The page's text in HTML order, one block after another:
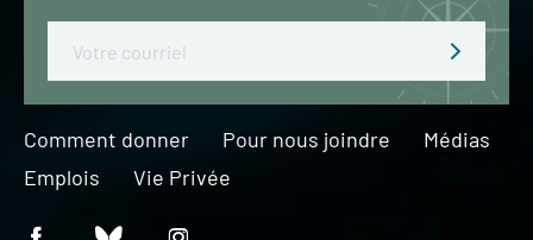
Comment donner Pour nous joindre
Médias
Emplois
Vie Privée